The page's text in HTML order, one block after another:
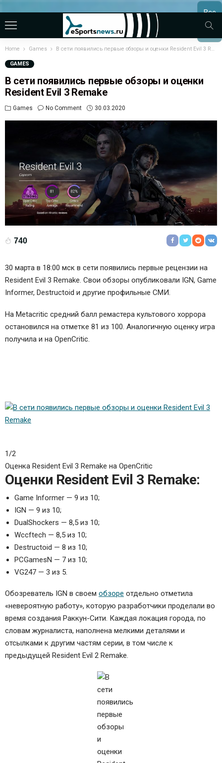
Все
МАТЧИ
Home Games В сети появились первые обзоры и оценки Resident Evil 3 Remake
GAMES
В сети появились первые обзоры и оценки
Resident Evil 3 Remake
Games No Comment 30.03.2020
740
30 марта в 18:00 мск в сети появились первые рецензии на
Resident Evil 3 Remake. Свои обзоры опубликовали IGN, Game
Informer, Destructoid и другие профильные СМИ.
На Metacritic средний балл ремастера культового хоррора
остановился на отметке 81 из 100. Аналогичную оценку игра
получила и на OpenCritic.
1/2
Оценка Resident Evil 3 Remake на OpenCritic
Оценки Resident Evil 3 Remake:
Game Informer — 9 из 10;
IGN — 9 из 10;
DualShockers — 8,5 из 10;
Wccftech — 8,5 из 10;
Destructoid — 8 из 10;
PCGamesN — 7 из 10;
VG247 — 3 из 5.
Обозреватель IGN в своем обзоре отдельно отметила
«невероятную работу», которую разработчики проделали во
время создания Раккун-Сити. Каждая локация города, по
словам журналиста, наполнена мелкими деталями и
отсылками к другим частям серии, в том числе к
предыдущей Resident Evil 2 Remake.